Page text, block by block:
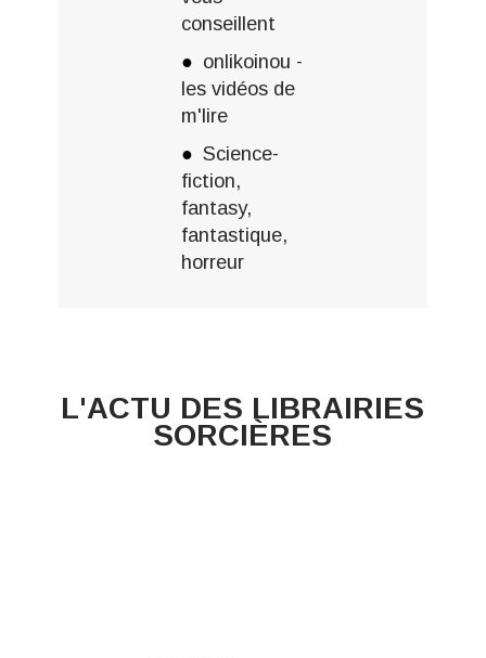
conseillent
onlikoinou -
les vidéos de
m'lire
Science-
fiction,
fantasy,
fantastique,
horreur
L'ACTU DES LIBRAIRIES
SORCIÈRES